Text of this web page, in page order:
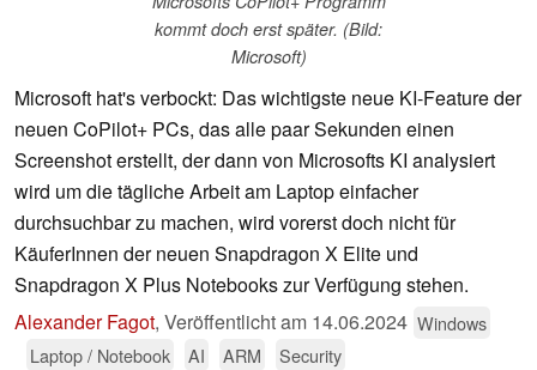
kommt doch erst später. (Bild:
Microsoft)
Microsoft hat's verbockt: Das wichtigste neue KI-Feature der
neuen CoPilot+ PCs, das alle paar Sekunden einen
Screenshot erstellt, der dann von Microsofts KI analysiert
wird um die tägliche Arbeit am Laptop einfacher
durchsuchbar zu machen, wird vorerst doch nicht für
KäuferInnen der neuen Snapdragon X Elite und
Snapdragon X Plus Notebooks zur Verfügung stehen.
Alexander Fagot, Veröffentlicht am 14.06.2024 Windows
Laptop / Notebook
AI ARM Security